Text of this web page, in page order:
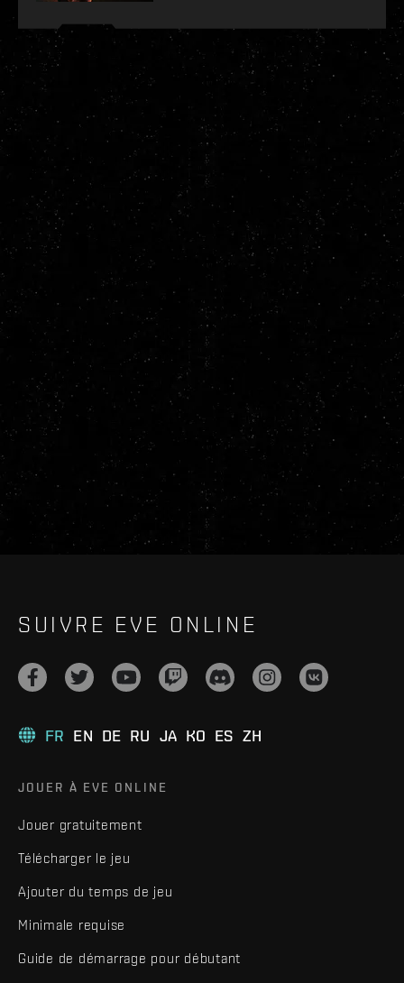
SUIVRE EVE ONLINE
FR EN DE RU JA KO ES ZH
JOUER À EVE ONLINE
Jouer gratuitement
Télécharger le jeu
Ajouter du temps de jeu
Minimale requise
Guide de démarrage pour débutant